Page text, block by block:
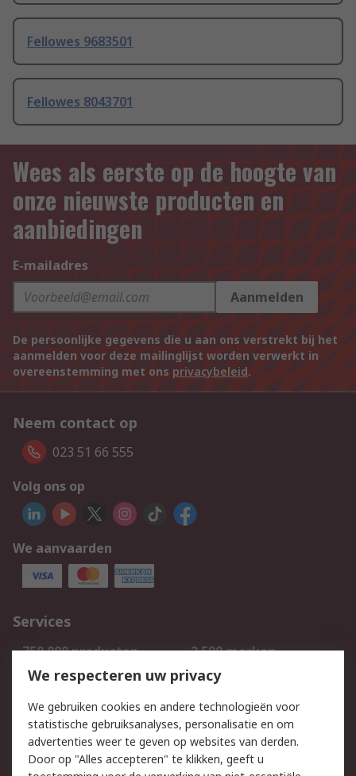
Fellowes 9683501
Fellowes 8043701
Wees als eerste op de hoogte van
onze nieuwste producten en
aanbiedingen
E-mailadres
Aanmelden
De persoonlijke gegevens die u aan ons verstrekt bij het
aanmelden voor deze mailinglijst worden verwerkt in
overeenstemming met ons privacybeleid.
Neem contact op
023 51 66 555
Volg ons op
We aanvaarden
Services
750.000 producten
2.500 merken
Bestellen
Inkoopoplossingen
Track & Trace
Wettelijk
We respecteren uw privacy
We gebruiken cookies en andere technologieën voor
statistische gebruiksanalyses, personalisatie en om
advertenties weer te geven op websites van derden.
Door op "Alles accepteren" te klikken, geeft u